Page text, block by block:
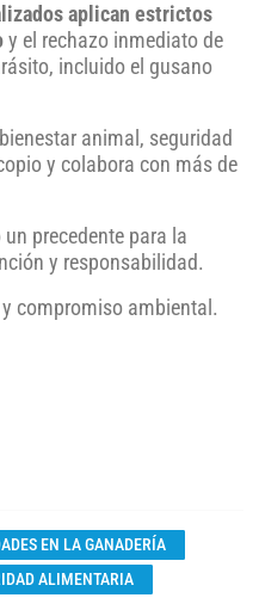
aplican estrictos
y el rechazo inmediato de
incluido el gusano
animal, seguridad
y colabora con más de
precedente para la
y responsabilidad.
compromiso ambiental.
EN LA GANADERÍA
ALIMENTARIA